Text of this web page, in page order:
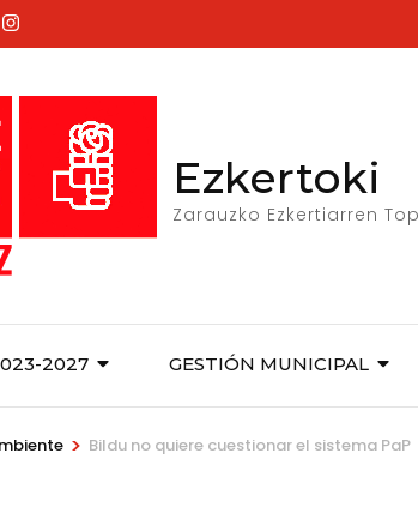
Ezkertoki
Zarauzko Ezkertiarren
2027 GESTIÓN MUNICIPAL
> Bildu no quiere cuestionar el sistema PaP